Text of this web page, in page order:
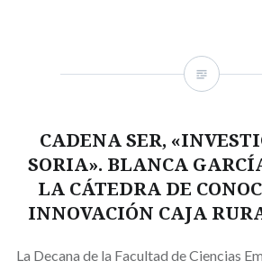
CADENA SER,
SORIA». BLANCA
LA CÁTEDRA DE
INNOVACIÓN CAJA
La Decana de la Facultad de Ciencias